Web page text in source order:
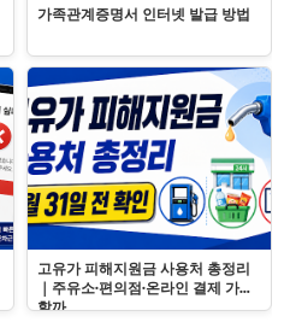
가족관계증명서 인터넷 발급 방법
고유가 피해지원금 사용처 총정리
｜주유소·편의점·온라인 결제 가능
할까